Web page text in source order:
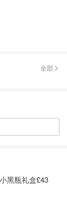
品呀，曾经的我
，有一次家属
，味道有点像
为什么，也许
全部
黑瓶礼盒£43